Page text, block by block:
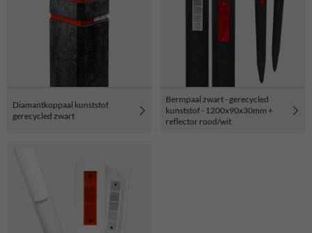
Diamantkoppaal kunststof
gerecycled zwart
Bermpaal zwart - gerecycled
kunststof - 1200x90x30mm +
reflector rood/wit